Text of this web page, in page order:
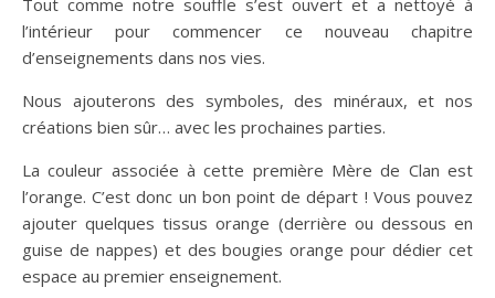
l’intérieur pour commencer ce nouveau chapitre
d’enseignements dans nos vies.
Nous ajouterons des symboles, des minéraux, et nos
créations bien sûr… avec les prochaines parties.
La couleur associée à cette première Mère de Clan est
l’orange. C’est donc un bon point de départ ! Vous pouvez
ajouter quelques tissus orange (derrière ou dessous en
guise de nappes) et des bougies orange pour dédier cet
espace au premier enseignement.